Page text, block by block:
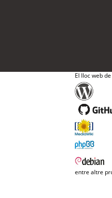
El lloc web
entre altre